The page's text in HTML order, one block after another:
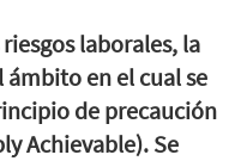
laborales, la
en el cual se
de precaución
Achievable). Se